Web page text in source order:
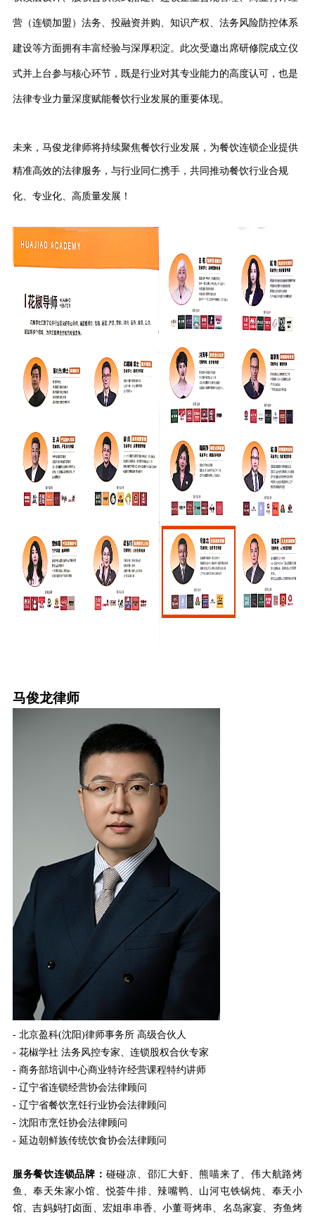
营（连锁加盟）法务、投融资并购、知识产权、法务风险防控体系
建设等方面拥有丰富经验与深厚积淀。此次受邀出席研修院成立仪
式并上台参与核心环节，既是行业对其专业能力的高度认可，也是
法律专业力量深度赋能餐饮行业发展的重要体现。
未来，马俊龙律师将持续聚焦餐饮行业发展，为餐饮连锁企业提供
精准高效的法律服务，与行业同仁携手，共同推动餐饮行业合规
化、专业化、高质量发展！
马俊龙律师
- 北京盈科(沈阳)律师事务所 高级合伙人
- 花椒学社 法务风控专家、连锁股权合伙专家
- 商务部培训中心商业特许经营课程特约讲师
- 辽宁省连锁经营协会法律顾问
- 辽宁省餐饮烹饪行业协会法律顾问
- 沈阳市烹饪协会法律顾问
- 延边朝鲜族传统饮食协会法律顾问
服务餐饮连锁品牌： 碰碰凉、邵汇大虾、熊喵来了、伟大航路烤
鱼、奉天朱家小馆、悦荟牛排、辣嘴鸭、山河屯铁锅炖、奉天小
馆、吉妈妈打卤面、宏姐串串香、小董哥烤串、名岛家宴、夯鱼烤